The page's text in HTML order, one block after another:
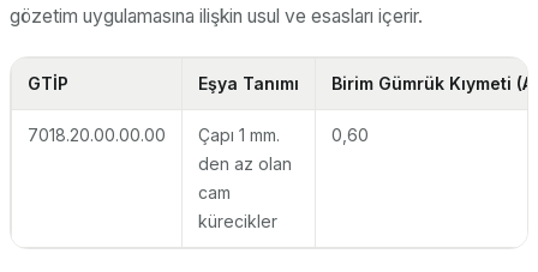
gözetim uygulamasına ilişkin usul ve esasları içerir.
GTİP Eşya Tanımı Birim Gümrük Kıymeti
7018.20.00.00.00
Çapı 1 mm.
den az olan
cam
kürecikler
0,60